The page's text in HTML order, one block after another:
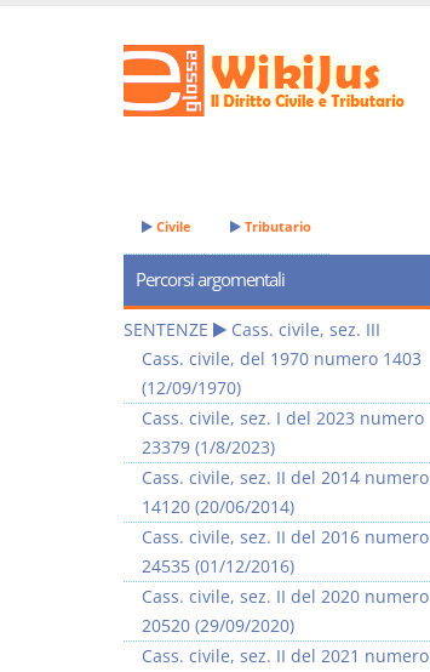
Civile Tributario
Percorsi argomentali
SENTENZE
Cass. civile, sez. III
Cass. civile, del 1970 numero 1403
(12/09/1970)
Cass. civile, sez. I del 2023 numero
23379 (1/8/2023)
Cass. civile, sez. II del 2014 numero
14120 (20/06/2014)
Cass. civile, sez. II del 2016 numero
24535 (01/12/2016)
Cass. civile, sez. II del 2020 numero
20520 (29/09/2020)
Cass. civile, sez. II del 2021 numero